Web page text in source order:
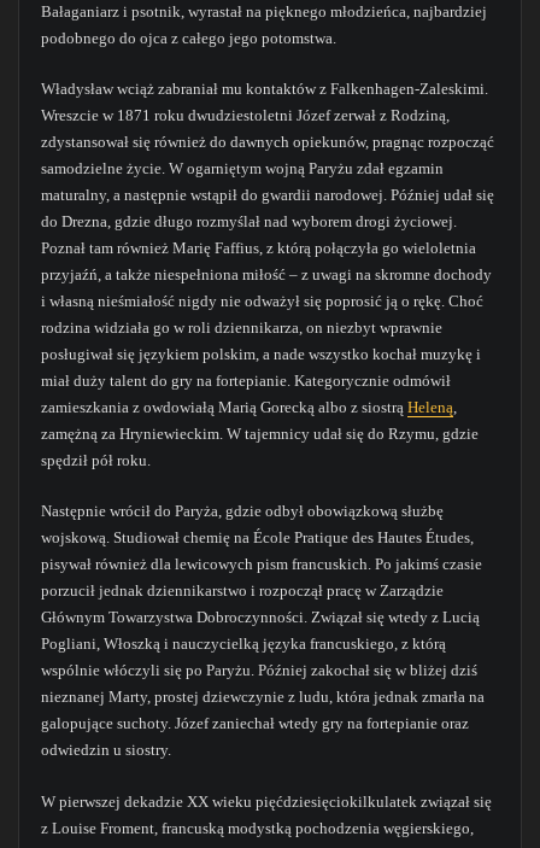
Bałaganiarz i psotnik, wyrastał na pięknego młodzieńca, najbardziej
podobnego do ojca z całego jego potomstwa.
Władysław wciąż zabraniał mu kontaktów z Falkenhagen-Zaleskimi.
Wreszcie w 1871 roku dwudziestoletni Józef zerwał z Rodziną,
zdystansował się również do dawnych opiekunów, pragnąc rozpocząć
samodzielne życie. W ogarniętym wojną Paryżu zdał egzamin
maturalny, a następnie wstąpił do gwardii narodowej. Później udał się
do Drezna, gdzie długo rozmyślał nad wyborem drogi życiowej.
Poznał tam również Marię Faffius, z którą połączyła go wieloletnia
przyjaźń, a także niespełniona miłość – z uwagi na skromne dochody
i własną nieśmiałość nigdy nie odważył się poprosić ją o rękę. Choć
rodzina widziała go w roli dziennikarza, on niezbyt wprawnie
posługiwał się językiem polskim, a nade wszystko kochał muzykę i
miał duży talent do gry na fortepianie. Kategorycznie odmówił
zamieszkania z owdowiałą Marią Gorecką albo z siostrą Heleną,
zamężną za Hryniewieckim. W tajemnicy udał się do Rzymu, gdzie
spędził pół roku.
Następnie wrócił do Paryża, gdzie odbył obowiązkową służbę
wojskową. Studiował chemię na École Pratique des Hautes Études,
pisywał również dla lewicowych pism francuskich. Po jakimś czasie
porzucił jednak dziennikarstwo i rozpoczął pracę w Zarządzie
Głównym Towarzystwa Dobroczynności. Związał się wtedy z Lucią
Pogliani, Włoszką i nauczycielką języka francuskiego, z którą
wspólnie włóczyli się po Paryżu. Później zakochał się w bliżej dziś
nieznanej Marty, prostej dziewczynie z ludu, która jednak zmarła na
galopujące suchoty. Józef zaniechał wtedy gry na fortepianie oraz
odwiedzin u siostry.
W pierwszej dekadzie XX wieku pięćdziesięciokilkulatek związał się
z Louise Froment, francuską modystką pochodzenia węgierskiego,